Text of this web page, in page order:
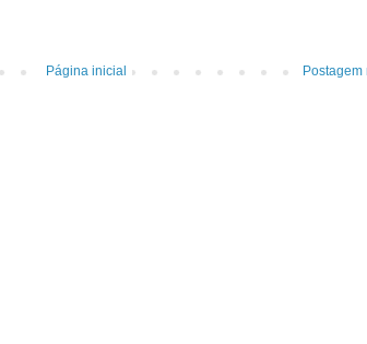
Postagem
Página inicial